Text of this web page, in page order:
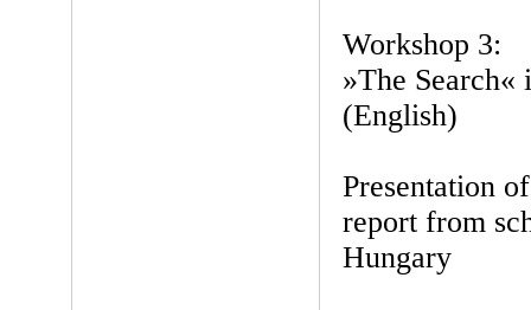
Workshop 3:
»The Search«
(English)
Presentation
report from
Hungary